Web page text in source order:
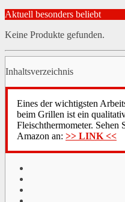
Aktuell besonders beliebt
Keine Produkte gefunden.
Inhaltsverzeichnis
Eines der wichtigsten
beim Grillen ist ein
Fleischthermometer. Sehen
Amazon an: >> LINK <<